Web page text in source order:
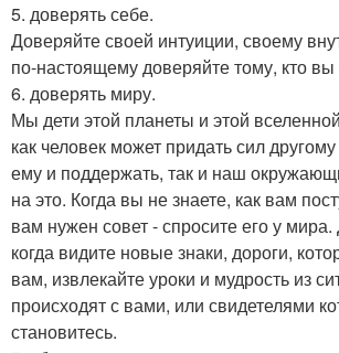
5. доверять себе.
Доверяйте своей интуиции, своему
по-настоящему доверяйте тому, кто вы
6. доверять миру.
Мы дети этой планеты и этой
как человек может придать сил
ему и поддержать, так и наш
на это. Когда вы не знаете, как вам
вам нужен совет - спросите его у
когда видите новые знаки, дороги,
вам, извлекайте уроки и мудрость из
происходят с вами, или свидетелями
становитесь.